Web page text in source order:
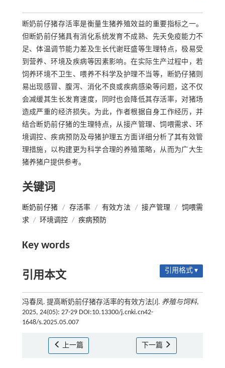
断奶前仔猪存活率是衡量生猪养殖效益的重要指标之一。
但断奶前仔猪具有消化系统发育不成熟、先天免疫能力不
足、体温调节能力差及生长代谢旺盛等生理特点，极易受
到营养、环境及疾病等因素影响。在实际生产过程中，若
饲养环境不卫生、喂养不科学及护理不当等，断奶仔猪则
易出现感冒、腹泻、消化不良或疾病感染等问题，这不仅
会减缓其生长发育速度，同时也会降低其存活率，对猪场
造成严重的经济损失。为此，作者根据自身工作经历，并
结合断奶前仔猪的生理特点，从接产管理、饲喂需求、环
境调控、疾病预防及母猪护理五方面详细分析了其有效管
理措施，以构建更为科学合理的养殖策略，从而为广大生
猪养猪户提供参考。
关键词
断奶前仔猪 / 存活率 / 有效方法 / 接产管理 / 饲喂需
求 / 环境调控 / 疾病预防
Key words
引用本文 引用格式 ▾
冯春凤. 提高断奶前仔猪存活率的有效方法[J]. 养殖与饲料,
2025, 24(05): 27-29 DOI:10.13300/j.cnki.cn42-
1648/s.2025.05.007
上一篇 下一篇